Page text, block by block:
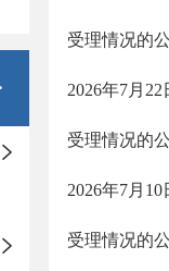
受理情况的
2026年7月
受理情况的
2026年7月
受理情况的